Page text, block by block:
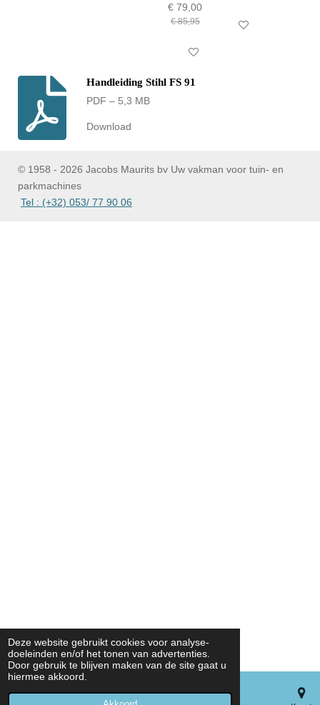
Deze website gebruikt cookies voor analyse-
doeleinden en/of het tonen van advertenties.
Door gebruik te blijven maken van de site gaat u
hiermee akkoord.
€ 79,00
€ 85,95
In winkelwagen
In winkelwagen
Handleiding Stihl FS 91
PDF – 5,3 MB
Download
© 1958 - 2026 Jacobs Maurits bv Uw vakman voor tuin- en
parkmachines
Tel : (+32) 053/ 77 90 06